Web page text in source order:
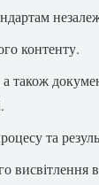
контенту.
та
в